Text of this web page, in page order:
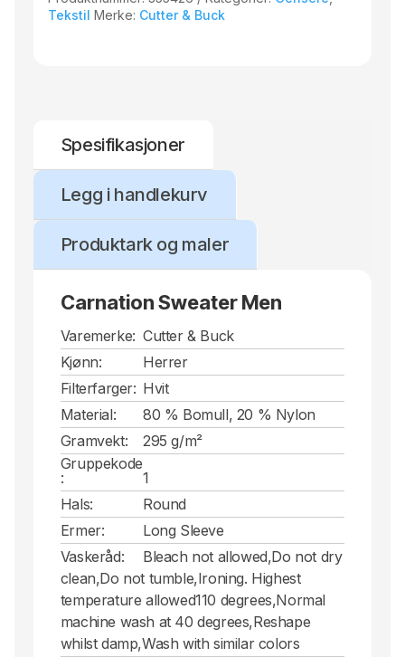
Tekstil
Merke: Cutter & Buck
Spesifikasjoner
Legg i handlekurv
Produktark og maler
Carnation Sweater Men
Varemerke: Cutter & Buck
Kjønn:
Herrer
Filterfarger: Hvit
Material:
80 % Bomull, 20 % Nylon
Gramvekt:
295 g/m²
Gruppekode
:
1
Hals:
Round
Ermer:
Long Sleeve
Vaskeråd:
Bleach not allowed,Do not dry
clean,Do not tumble,Ironing. Highest
temperature allowed110 degrees,Normal
machine wash at 40 degrees,Reshape
whilst damp,Wash with similar colors